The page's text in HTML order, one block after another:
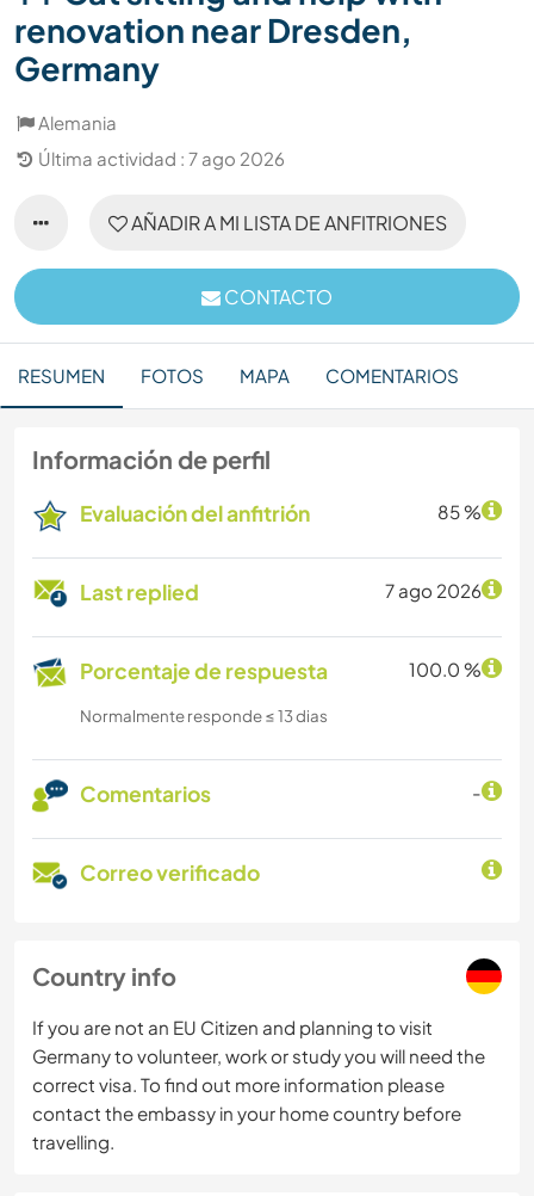
renovation near Dresden,
Germany
Alemania
Última actividad : 7 ago 2026
AÑADIR A MI LISTA DE ANFITRIONES
CONTACTO
RESUMEN FOTOS MAPA COMENTARIOS
Información de perfil
Evaluación del anfitrión 85 %
Last replied 7 ago 2026
Porcentaje de respuesta 100.0 %
Normalmente responde ≤ 13 dias
Comentarios -
Correo verificado
Country info
If you are not an EU Citizen and planning to visit
Germany to volunteer, work or study you will need the
correct visa. To find out more information please
contact the embassy in your home country before
travelling.